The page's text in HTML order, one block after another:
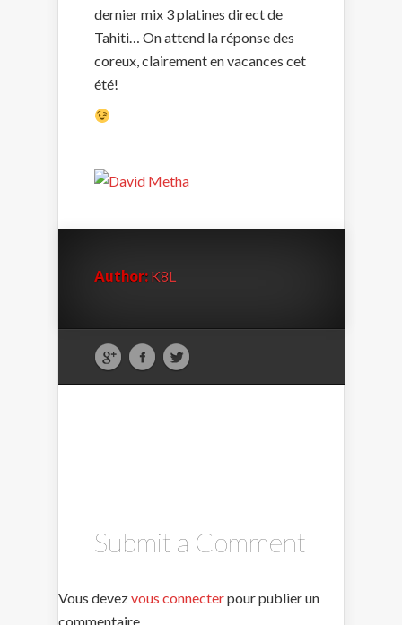
dernier mix 3 platines direct de
Tahiti… On attend la réponse des
coreux, clairement en vacances cet
été!
Author: K8L
Submit a Comment
Vous devezvous connecterpour publier un
commentaire.